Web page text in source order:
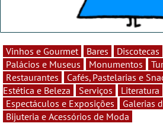
Vinhos e Gourmet Bares Discotecas
Palácios e Museus
Monumentos
Restaurantes
Cafés, Pastelarias e
Estética e Beleza
Serviços Literatura
Espectáculos e Exposições
Galerias
Bijuteria e Acessórios de Moda